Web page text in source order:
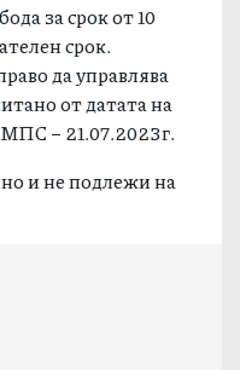
за срок от 10
срок.
да управлява
от датата на
– 21.07.2023г.
и не подлежи на